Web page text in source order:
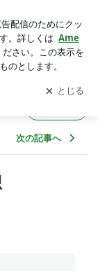
け取りまし
開く
次の記事へ